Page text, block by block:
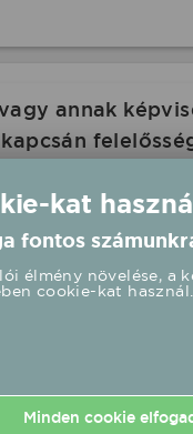
annak
kat
fontos
élmény növelése, a
cookie-kat használ.
Minden cookie